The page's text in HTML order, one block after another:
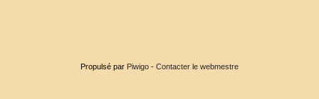
Propulsé par Piwigo - Contacter le webmestre